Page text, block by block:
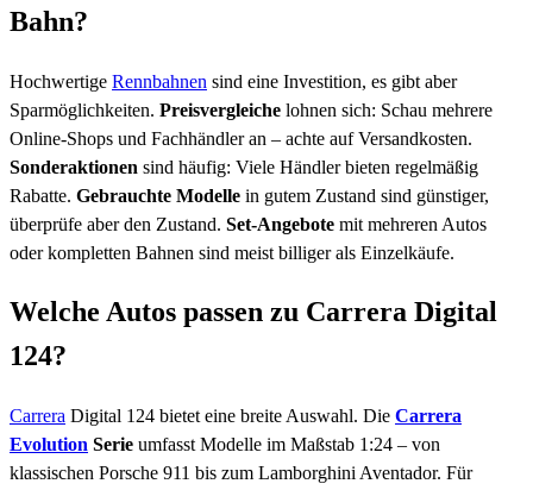
Bahn?
Hochwertige Rennbahnen sind eine Investition, es gibt aber
Sparmöglichkeiten. Preisvergleiche lohnen sich: Schau mehrere
Online-Shops und Fachhändler an – achte auf Versandkosten.
Sonderaktionen sind häufig: Viele Händler bieten regelmäßig
Rabatte. Gebrauchte Modelle in gutem Zustand sind günstiger,
überprüfe aber den Zustand. Set-Angebote mit mehreren Autos
oder kompletten Bahnen sind meist billiger als Einzelkäufe.
Welche Autos passen zu Carrera Digital
124?
Carrera Digital 124 bietet eine breite Auswahl. Die Carrera
Evolution Serie umfasst Modelle im Maßstab 1:24 – von
klassischen Porsche 911 bis zum Lamborghini Aventador. Für